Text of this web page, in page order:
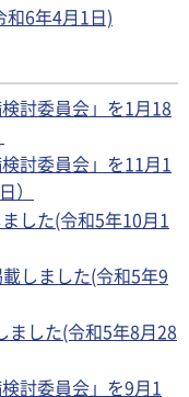
和6年4月1日)
討委員会」を1月18
討委員会」を11月1
）
した(令和5年10月1
しました(令和5年9
ました(令和5年8月28
討委員会」を9月1